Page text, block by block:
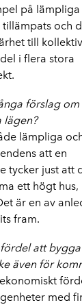
på
och
till
i flera stora
förslag om
lägen?
lämpliga
att en
tycker just att
ett högt hus,
är en av
fram.
att
även för
med